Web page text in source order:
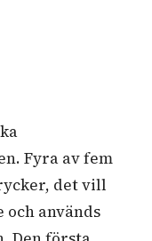
Fyra av fem
det vill
och används